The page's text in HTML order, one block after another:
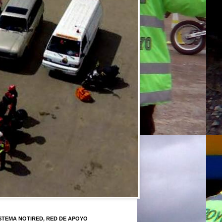
NOTIRED, RED DE APOYO